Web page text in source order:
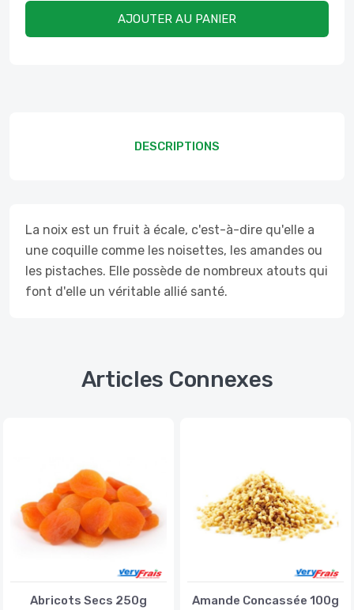
AJOUTER AU PANIER
DESCRIPTIONS
La noix est un fruit à écale, c'est-à-dire qu'elle a
une coquille comme les noisettes, les amandes ou
les pistaches. Elle possède de nombreux atouts qui
font d'elle un véritable allié santé.
Articles Connexes
Abricots Secs 250g
Amande Concassée 100g